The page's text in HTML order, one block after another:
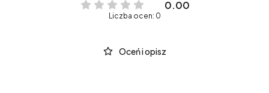
0.00
Liczba ocen: 0
Oceń i opisz